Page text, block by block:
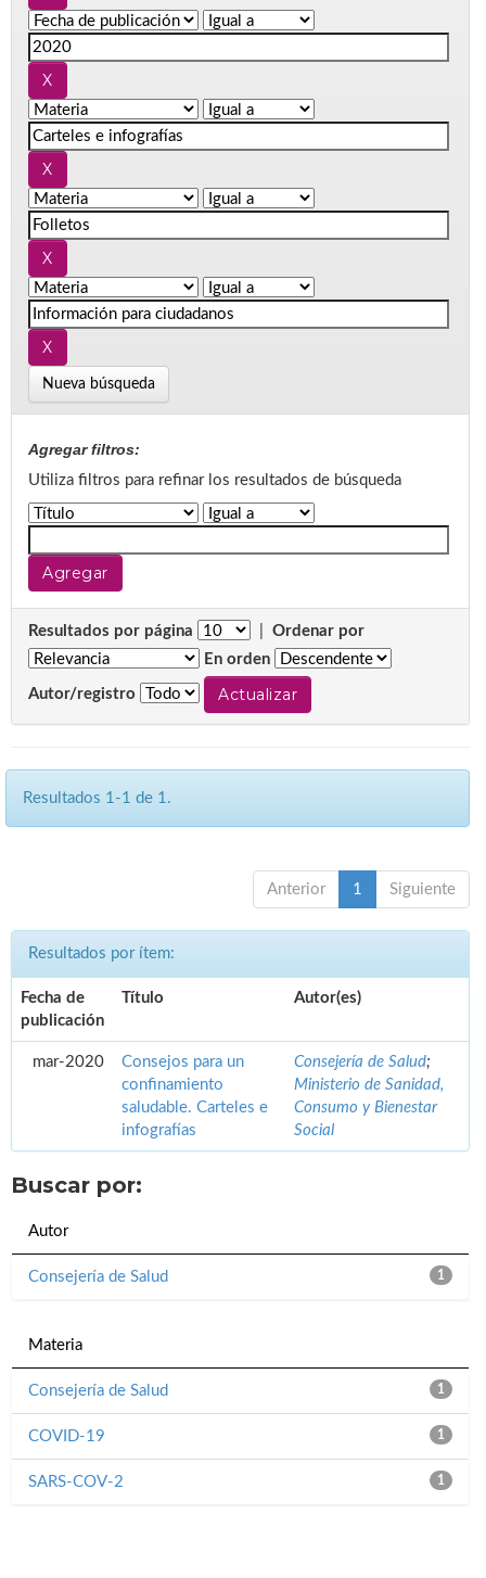
Nueva búsqueda
Agregar filtros:
Utiliza filtros para refinar los resultados de búsqueda
Resultados por página
Ordenar por
En orden
Autor/registro
Resultados 1-1 de 1.
Anterior 1 Siguiente
Resultados por ítem:
Fecha de
publicación
Título Autor(es)
mar-2020
Consejos para un
confinamiento
saludable. Carteles e
infografías
Consejería de Salud;
Ministerio de Sanidad,
Consumo y Bienestar
Social
Buscar por:
Autor
1
Consejería de Salud
Materia
1
Consejería de Salud
1
COVID-19
1
SARS-COV-2